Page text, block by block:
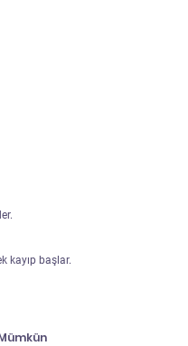
kayıp başlar.